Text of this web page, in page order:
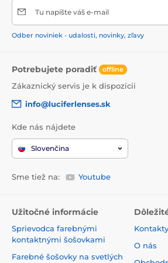
Pre milovníkov jednoduchej,
starostlivosť o pleť.
Tu napíšte váš e-mail
Odber noviniek - udalosti, novinky, zľavy
Potrebujete poradiť offline
Zákaznický servis je k dispozícii
info@luciferlenses.sk
Kde nás nájdete
Slovenčina
Sme tiež na: Youtube
Užitočné informácie
Sprievodca farebnými
kontaktnými šošovkami
Farebné šošovky na svetlých
Kontakty
O nás